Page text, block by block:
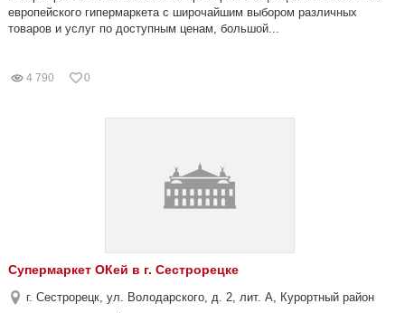
европейского гипермаркета с широчайшим выбором различных
товаров и услуг по доступным ценам, большой...
4 790 0
Супермаркет ОКей в г. Сестрорецке
г. Сестрорецк, ул. Володарского, д. 2, лит. А, Курортный район